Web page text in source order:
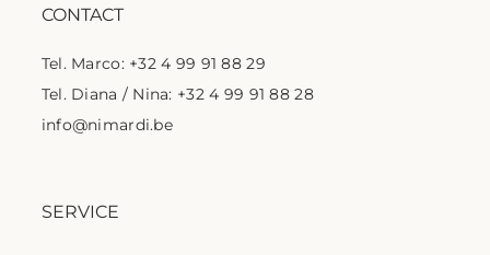
SERVICE
CONTACT
Tel. Marco: +32 4 99 91 88 29
Tel. Diana / Nina: +32 4 99 91 88 28
info@nimardi.be